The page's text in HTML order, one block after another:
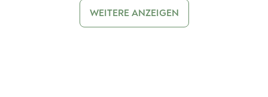
WEITERE ANZEIGEN